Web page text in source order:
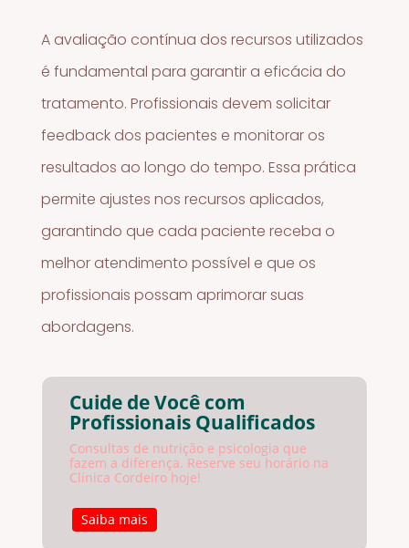
A avaliação contínua dos recursos utilizados
é fundamental para garantir a eficácia do
tratamento. Profissionais devem solicitar
feedback dos pacientes e monitorar os
resultados ao longo do tempo. Essa prática
permite ajustes nos recursos aplicados,
garantindo que cada paciente receba o
melhor atendimento possível e que os
profissionais possam aprimorar suas
abordagens.
Cuide de Você com
Profissionais Qualificados
Consultas de nutrição e psicologia que
fazem a diferença. Reserve seu horário na
Clínica Cordeiro hoje!
Saiba mais